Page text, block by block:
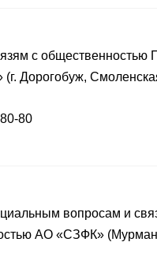
с общественностью
(г. Дорогобуж,
80
вопросам и
АО «СЗФК»